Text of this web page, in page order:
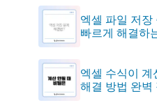
엑셀 파일 저장
빠르게 해결하
엑셀 수식이 계
해결 방법 완벽